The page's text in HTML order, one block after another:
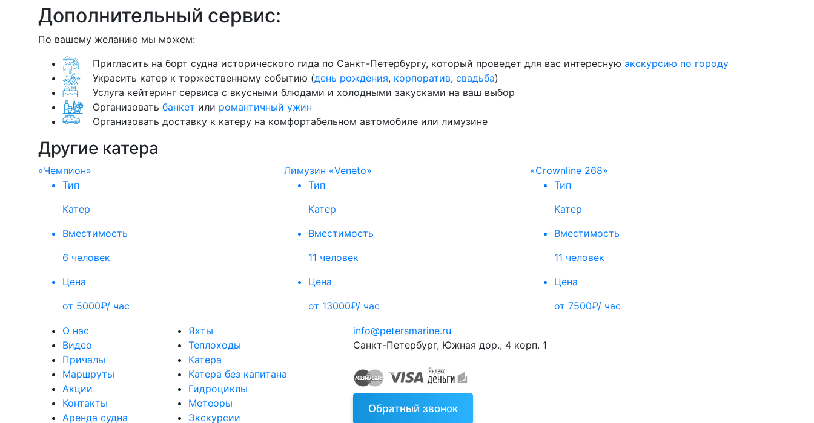
Дополнительный сервис:
По вашему желанию мы можем:
Пригласить на борт судна исторического гида по Санкт-Петербургу, который проведет для вас интересную экскурсию по городу
Украсить катер к торжественному событию (день рождения, корпоратив, свадьба)
Услуга кейтеринг сервиса с вкусными блюдами и холодными закусками на ваш выбор
Организовать банкет или романтичный ужин
Организовать доставку к катеру на комфортабельном автомобиле или лимузине
Другие катера
«Чемпион»
Тип
Катер
Вместимость
6 человек
Цена
от 5000₽/ час
Лимузин «Veneto»
Тип
Катер
Вместимость
11 человек
Цена
от 13000₽/ час
«Crownline 268»
Тип
Катер
Вместимость
11 человек
Цена
от 7500₽/ час
О нас
Видео
Причалы
Маршруты
Акции
Контакты
Аренда судна
Яхты
Теплоходы
Катера
Катера без капитана
Гидроциклы
Метеоры
Экскурсии
info@petersmarine.ru
Санкт-Петербург, Южная дор., 4 корп. 1
Обратный звонок